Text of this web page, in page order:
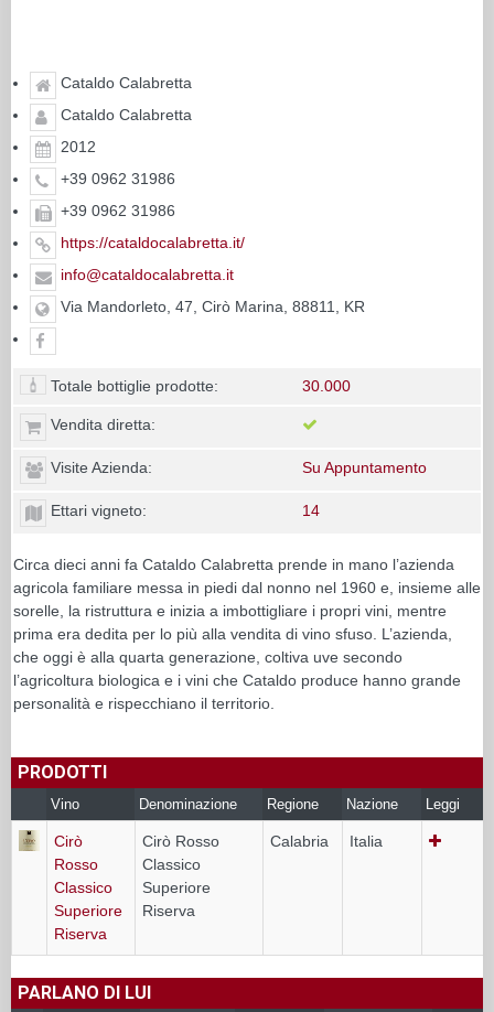
Cataldo Calabretta
Cataldo Calabretta
2012
+39 0962 31986
+39 0962 31986
https://cataldocalabretta.it/
info@cataldocalabretta.it
Via Mandorleto, 47, Cirò Marina, 88811, KR
Totale bottiglie prodotte: 30.000
Vendita diretta:
Visite Azienda: Su Appuntamento
Ettari vigneto: 14
Circa dieci anni fa Cataldo Calabretta prende in mano l’azienda
agricola familiare messa in piedi dal nonno nel 1960 e, insieme alle
sorelle, la ristruttura e inizia a imbottigliare i propri vini, mentre
prima era dedita per lo più alla vendita di vino sfuso. L’azienda,
che oggi è alla quarta generazione, coltiva uve secondo
l’agricoltura biologica e i vini che Cataldo produce hanno grande
personalità e rispecchiano il territorio.
PRODOTTI
Vino Denominazione Regione Nazione Leggi
Cirò
Rosso
Classico
Superiore
Riserva
Cirò Rosso
Classico
Superiore
Riserva
Calabria Italia
PARLANO DI LUI